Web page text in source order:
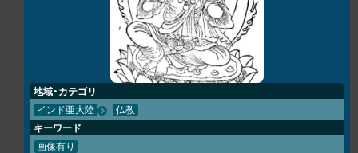
地域・カテゴリ
インド亜大陸 仏教
キーワード
画像有り